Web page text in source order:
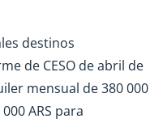
destinos
de CESO de abril de
mensual de 380 000
ARS para